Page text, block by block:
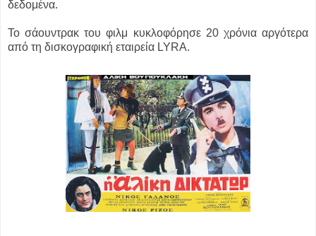
δεδομένα.
Το σάουντρακ του φιλμ κυκλοφόρησε 20 χρόνια αργότερα
από τη δισκογραφική εταιρεία LYRA.